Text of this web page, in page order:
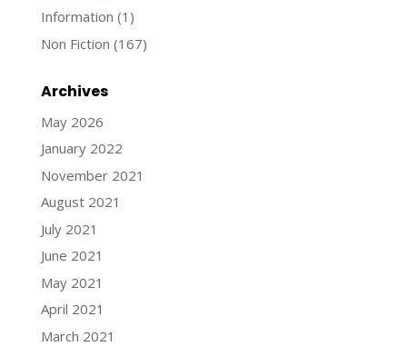
Information (1)
Non Fiction (167)
Archives
May 2026
January 2022
November 2021
August 2021
July 2021
June 2021
May 2021
April 2021
March 2021